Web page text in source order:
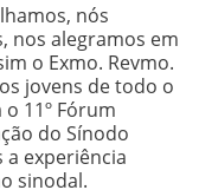
nós
nos alegramos em
o Exmo. Revmo.
jovens de todo o
11º Fórum
do Sínodo
a experiência
sinodal.